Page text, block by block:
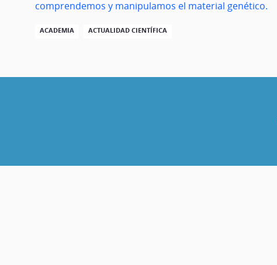
comprendemos y manipulamos el material genético.
ACADEMIA ACTUALIDAD CIENTÍFICA